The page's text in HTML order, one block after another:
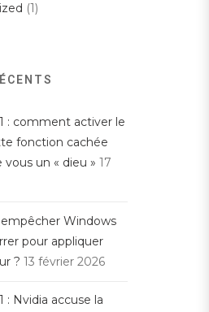
(1)
: comment activer le
fonction cachée
vous un « dieu » 17
Windows
pour appliquer
? 13 février 2026
: Nvidia accuse la